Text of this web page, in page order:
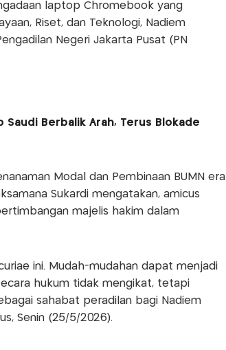
laptop Chromebook yang
Riset, dan Teknologi, Nadiem
Negeri Jakarta Pusat (PN
Saudi Berbalik Arah, Terus Blokade
Modal dan Pembinaan BUMN era
Sukardi mengatakan, amicus
majelis hakim dalam
ini. Mudah-mudahan dapat menjadi
hukum tidak mengikat, tetapi
sahabat peradilan bagi Nadiem
Senin (25/5/2026).